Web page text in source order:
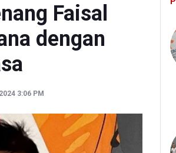
Tanoesoedibjo Kooperatif, Sudah Tiga
Faisal
dengan
3:06 PM